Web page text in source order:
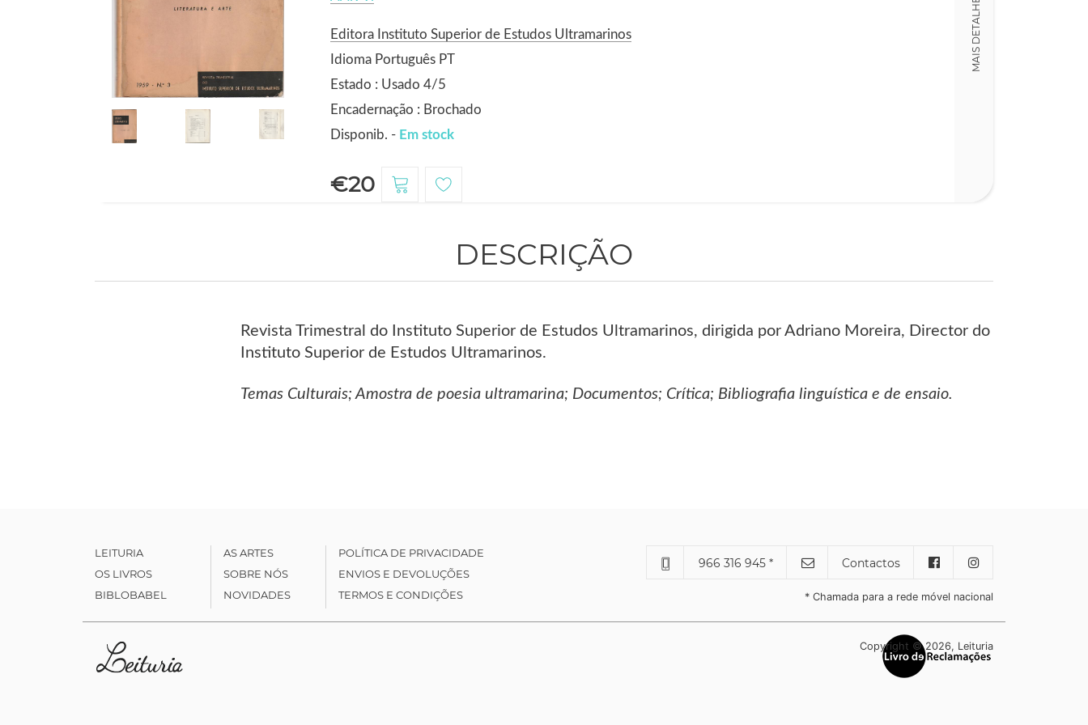
Editora Instituto Superior de Estudos Ultramarinos
Idioma Português PT
Estado : Usado 4/5
Encadernação : Brochado
Disponib. - Em stock
€20
MAIS DETALHES
DESCRIÇÃO
Revista Trimestral do Instituto Superior de Estudos Ultramarinos, dirigida por Adriano Moreira, Director do
Instituto Superior de Estudos Ultramarinos.
Temas Culturais; Amostra de poesia ultramarina; Documentos; Crítica; Bibliografia linguística e de ensaio.
LEITURIA
OS LIVROS
BIBLOBABEL
AS ARTES
SOBRE NÓS
NOVIDADES
POLÍTICA DE PRIVACIDADE
ENVIOS E DEVOLUÇÕES
TERMOS E CONDIÇÕES
966 316 945 * Contactos
* Chamada para a rede móvel nacional
Copyright © 2026, Leituria